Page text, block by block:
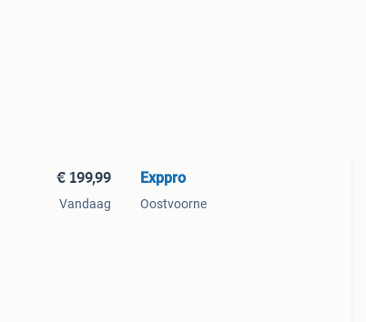
€ 199,99
Vandaag
Exppro
Oostvoorne